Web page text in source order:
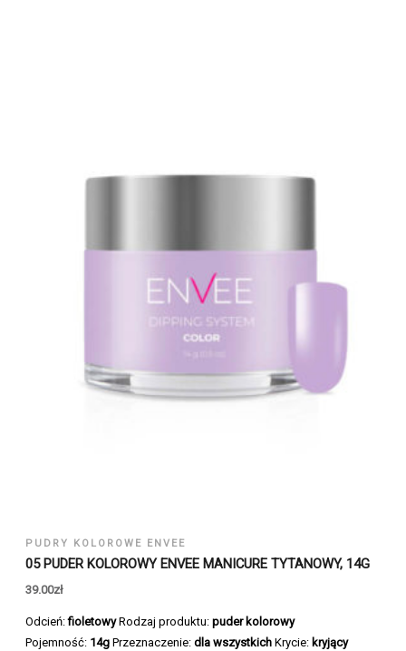
PUDRY KOLOROWE ENVEE
05 PUDER KOLOROWY ENVEE MANICURE TYTANOWY, 14G
39.00zł
Odcień:fioletowy Rodzaj produktu: puder kolorowy
Pojemność: 14g Przeznaczenie: dla wszystkich Krycie: kryjący